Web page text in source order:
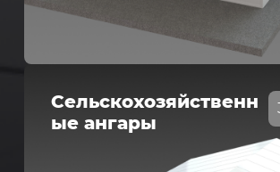
Сельскохозяйственн
ые ангары